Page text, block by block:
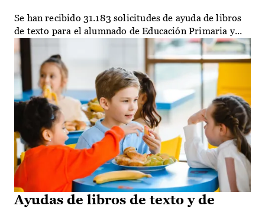
Ayudas de libros de texto y de
Se han recibido 31.183 solicitudes de ayuda de libros
de texto para el alumnado de Educación Primaria y...